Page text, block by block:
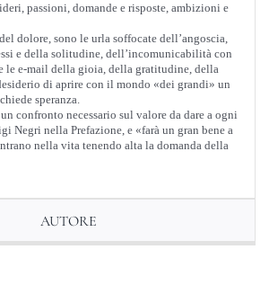
passioni, domande e risposte, ambizioni e
dolore, sono le urla soffocate dell’angoscia,
e della solitudine, dell’incomunicabilità con
e-mail della gioia, della gratitudine, della
di aprire con il mondo «dei grandi» un
speranza.
confronto necessario sul valore da dare a ogni
Negri nella Prefazione, e «farà un gran bene a
nella vita tenendo alta la domanda della
AUTORE